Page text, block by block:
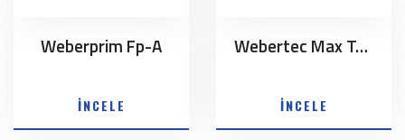
Weberprim Fp-A
İNCELE
Webertec Max Tape 100
İNCELE